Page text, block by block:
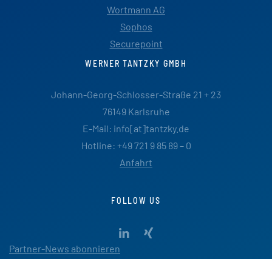
Wortmann AG
Sophos
Securepoint
WERNER TANTZKY GMBH
Johann-Georg-Schlosser-Straße 21 + 23
76149 Karlsruhe
E-Mail: info[at]tantzky.de
Hotline: +49 721 9 85 89 – 0
Anfahrt
FOLLOW US
Partner-News abonnieren